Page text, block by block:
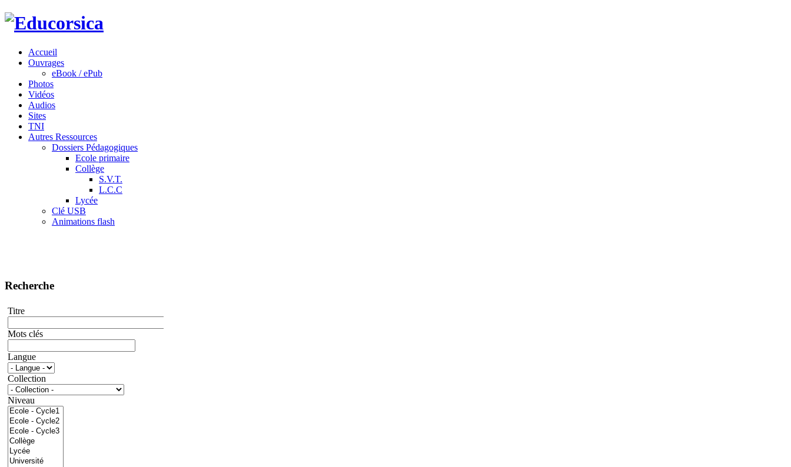
Accueil
Ouvrages
eBook / ePub
Photos
Vidéos
Audios
Sites
TNI
Autres Ressources
Dossiers Pédagogiques
Ecole primaire
Collège
S.V.T.
L.C.C
Lycée
Clé USB
Animations flash
Recherche
Titre
Mots clés
Langue
Collection
Niveau